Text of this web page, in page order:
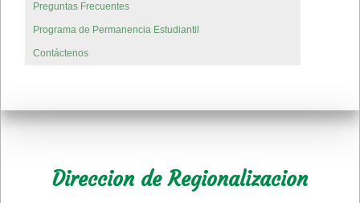
Preguntas Frecuentes
Programa de Permanencia Estudiantil
Contáctenos
Direccion de Regionalizacion